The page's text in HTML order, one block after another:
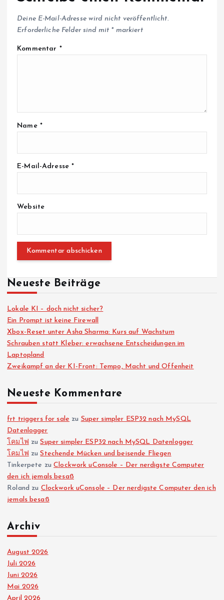
Deine E-Mail-Adresse wird nicht veröffentlicht.
Erforderliche Felder sind mit *markiert
Kommentar *
Name *
E-Mail-Adresse*
Website
Neueste Beiträge
Lokale KI – doch nicht sicher?
Ein Prompt ist keine Firewall
Xbox-Reset unter Asha Sharma: Kurs auf Wachstum
Schrauben statt Kleber: erwachsene Entscheidungen im
Laptopland
Zweikampf an der KI-Front: Tempo, Macht und Offenheit
Neueste Kommentare
frt triggers for sale zu Super simpler ESP32 nach MySQL
Datenlogger
โคมไฟ zuSuper simpler ESP32 nach MySQL Datenlogger
โคมไฟ zuStechende Mücken und beisende Fliegen
Tinkerpete zuClockwork uConsole – Der nerdigste Computer
den ich jemals besaß
Roland zu Clockwork uConsole – Der nerdigste Computer den ich
jemals besaß
Archiv
August 2026
Juli 2026
Juni 2026
Mai 2026
April 2026